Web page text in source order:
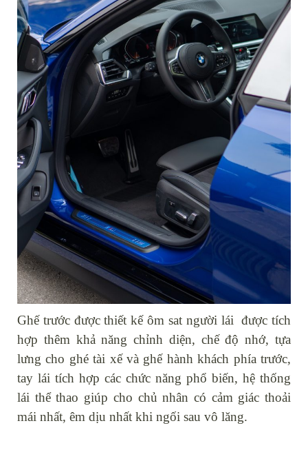
Ghế trước được thiết kế ôm sat người lái được tích
hợp thêm khả năng chỉnh diện, chế độ nhớ, tựa
lưng cho ghé tài xế và ghế hành khách phía trước,
tay lái tích hợp các chức năng phổ biến, hệ thống
lái thể thao giúp cho chủ nhân có cảm giác thoải
mái nhất, êm dịu nhất khi ngối sau vô lăng.